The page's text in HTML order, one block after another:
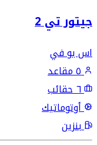
جيتور تي 2
اس يو في
٥ مقاعد
٦ حقائب
أوتوماتيك
بنزين